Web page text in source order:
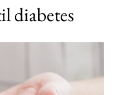
diabetes